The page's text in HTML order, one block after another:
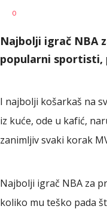
AUTOR
0
Najbolji igrač NBA
popularni sportisti,
I najbolji košarkaš na
iz kuće, ode u kafić,
zanimljiv svaki korak
Najbolji igrač NBA za
koliko mu teško pada